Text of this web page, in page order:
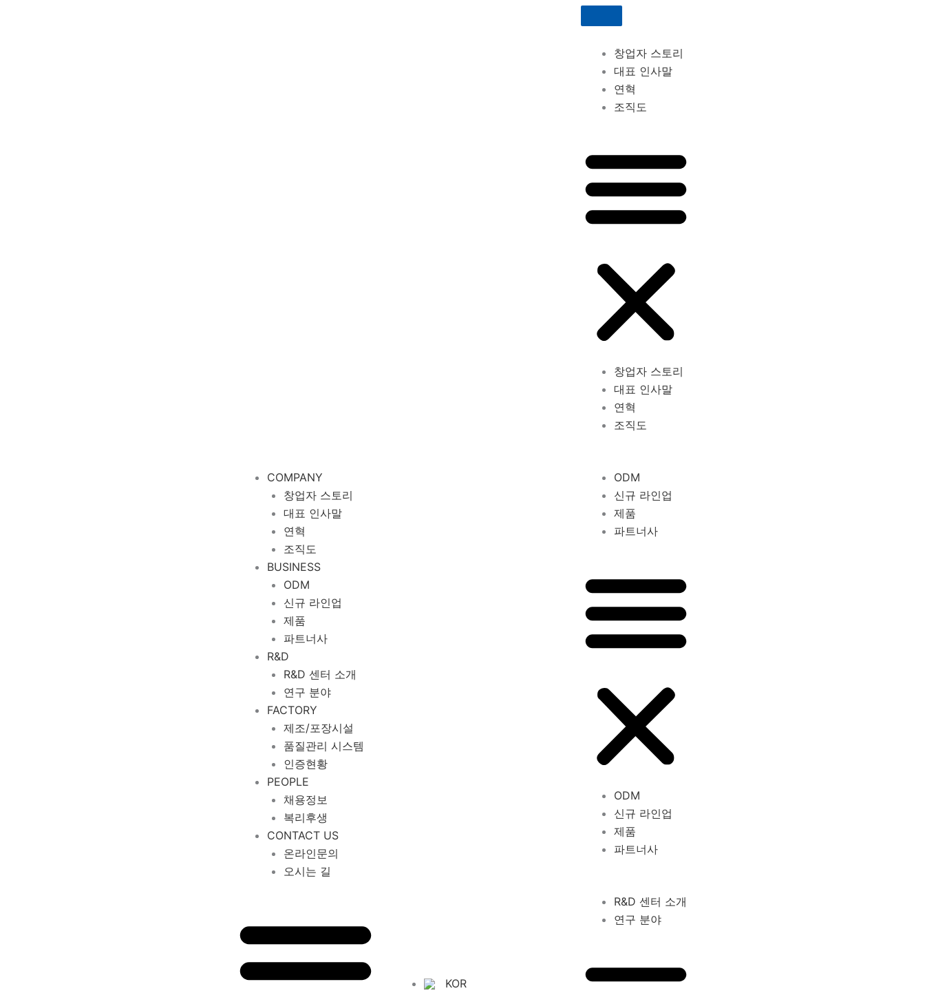
COMPANY
창업자 스토리
대표 인사말
연혁
조직도
BUSINESS
ODM
신규 라인업
제품
파트너사
R&D
R&D 센터 소개
연구 분야
FACTORY
제조/포장시설
품질관리 시스템
인증현황
PEOPLE
채용정보
복리후생
CONTACT US
온라인문의
오시는 길
KOR
창업자 스토리
대표 인사말
연혁
조직도
창업자 스토리
대표 인사말
연혁
조직도
ODM
신규 라인업
제품
파트너사
ODM
신규 라인업
제품
파트너사
R&D 센터 소개
연구 분야